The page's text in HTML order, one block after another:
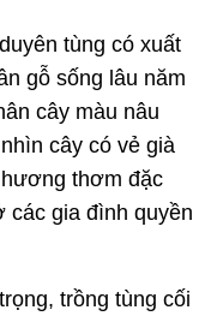
tùng có xuất
gỗ sống lâu năm
cây màu nâu
cây có vẻ già
thơm đặc
gia đình quyền
trồng tùng cối